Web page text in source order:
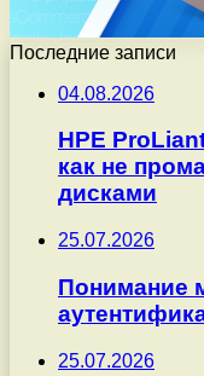
Последние записи
04.08.2026
HPE
как не
дисками
25.07.2026
Понимание
25.07.2026